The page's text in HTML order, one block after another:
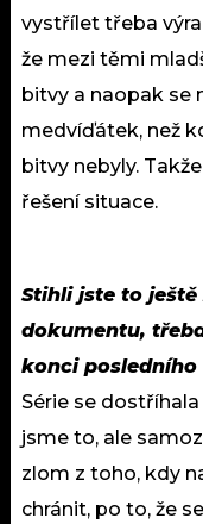
vystřílet třeba
že mezi těmi
bitvy a naopak se
medvíďátek, než
bitvy nebyly.
řešení situace.
Stihli jste to
dokumentu,
konci posledního
Série se
jsme to, ale
zlom z toho, kdy
chránit, po to, že